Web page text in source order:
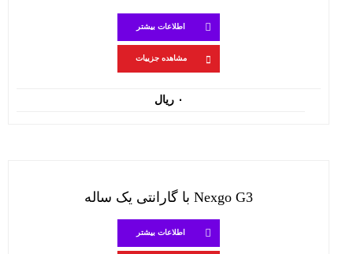
اطلاعات بیشتر
مشاهده جزییات
۰ ریال
Nexgo G3 با گارانتی یک ساله
اطلاعات بیشتر